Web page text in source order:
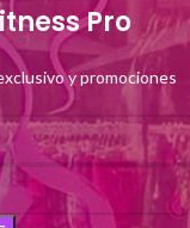
Pro
y promociones